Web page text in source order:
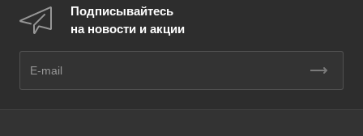
Подписывайтесь
на новости и акции